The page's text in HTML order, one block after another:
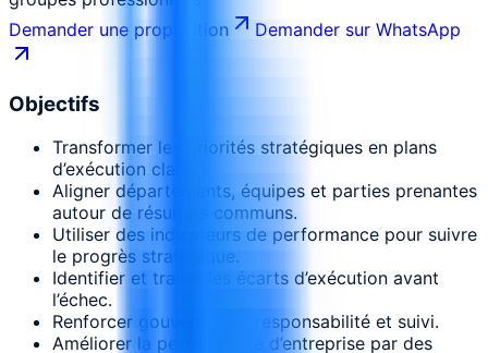
Demander une proposition
Demander sur WhatsApp
Objectifs
Transformer les priorités stratégiques en plans
d’exécution clairs.
Aligner départements, équipes et parties prenantes
autour de résultats communs.
Utiliser des indicateurs de performance pour suivre
le progrès stratégique.
Identifier et traiter les écarts d’exécution avant
l’échec.
Renforcer gouvernance, responsabilité et suivi.
Améliorer la performance d’entreprise par des